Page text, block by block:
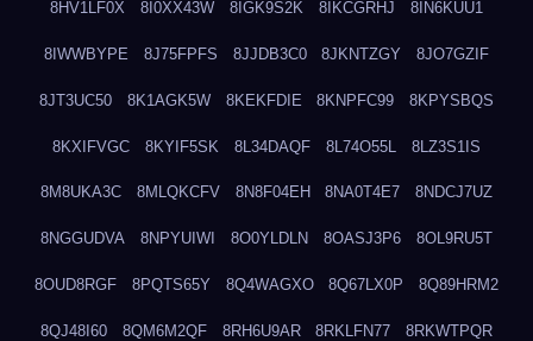
8HV1LF0X 8I0XX43W 8IGK9S2K 8IKCGRHJ 8IN6KUU1
8IWWBYPE 8J75FPFS 8JJDB3C0 8JKNTZGY 8JO7GZIF
8JT3UC50 8K1AGK5W 8KEKFDIE 8KNPFC99 8KPYSBQS
8KXIFVGC 8KYIF5SK 8L34DAQF 8L74O55L 8LZ3S1IS
8M8UKA3C 8MLQKCFV 8N8F04EH 8NA0T4E7 8NDCJ7UZ
8NGGUDVA 8NPYUIWI 8O0YLDLN 8OASJ3P6 8OL9RU5T
8OUD8RGF 8PQTS65Y 8Q4WAGXO 8Q67LX0P 8Q89HRM2
8QJ48I60 8QM6M2QF 8RH6U9AR 8RKLFN77 8RKWTPQR